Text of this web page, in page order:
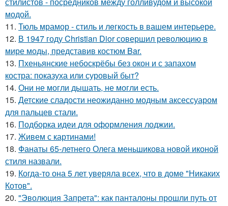
модой.
11. Тюль мрамор - стиль и лeгкость в вашем интерьере.
12. В 1947 году Christian Dior совершил революцию в
мире моды, представив костюм Bar.
13. Пхеньянские небоскрёбы без окон и с запахом
костра: показуха или суровый быт?
14. Они не могли дышать, не могли есть.
15. Детские сладости неожиданно модным аксессуаром
для пальцев стали.
16. Подборка идеи для оформления лоджии.
17. Живем с картинами!
18. Фанаты 65-летнего Олега меньшикова новой иконой
стиля назвали.
19. Когда-то она 5 лет уверяла всех, что в доме "Никаких
Котов".
20. "Эволюция Запрета": как панталоны прошли путь от